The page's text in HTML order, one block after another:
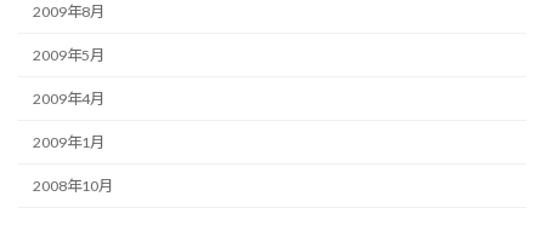
2009年8月
2009年5月
2009年4月
2009年1月
2008年10月